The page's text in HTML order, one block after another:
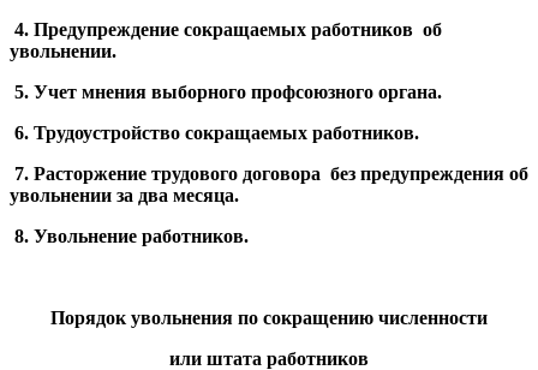
4. Предупреждение сокращаемых работников об
увольнении.
5. Учет мнения выборного профсоюзного органа.
6. Трудоустройство сокращаемых работников.
7. Расторжение трудового договора без предупреждения об
увольнении за два месяца.
8. Увольнение работников.
Порядок увольнения по сокращению численности
или штата работников